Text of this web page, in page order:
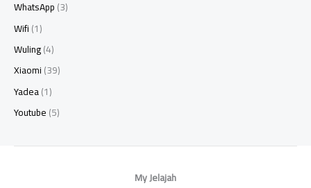
WhatsApp(3)
Wifi(1)
Wuling(4)
Xiaomi(39)
Yadea(1)
Youtube(5)
My Jelajah